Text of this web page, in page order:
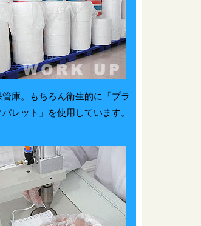
管庫。もちろん衛生的に「プラ
レット」を使用しています。